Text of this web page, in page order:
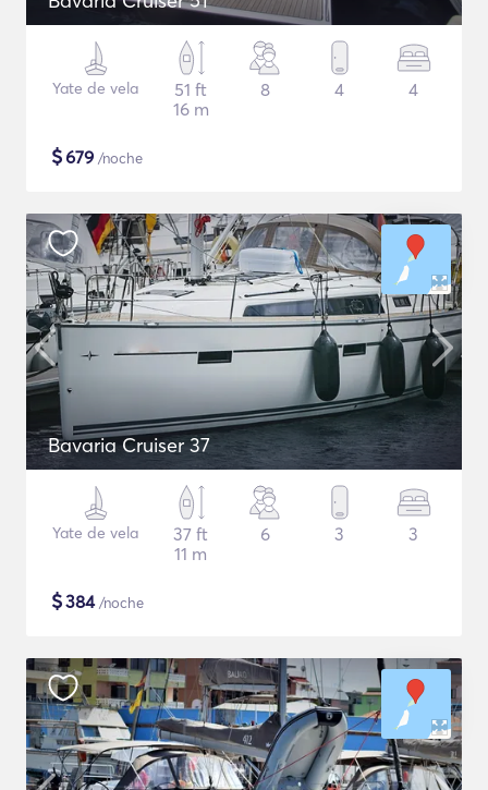
Yate de vela
51 ft
16 m
8 4 4
$679 /noche
Bavaria Cruiser 37
Yate de vela
37 ft
11 m
6 3 3
$384/noche